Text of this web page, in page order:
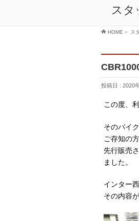
スタ
HOME » ス
投稿日 : 2020
この度、
そのバイ
ご存知の
先行販売
ました。
インター
その内容